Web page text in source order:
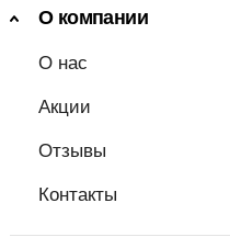
О компании
О нас
Акции
Отзывы
Контакты